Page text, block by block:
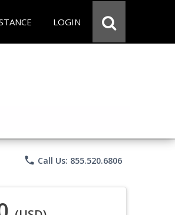
LOGIN
phone Call Us: 855.520.6806